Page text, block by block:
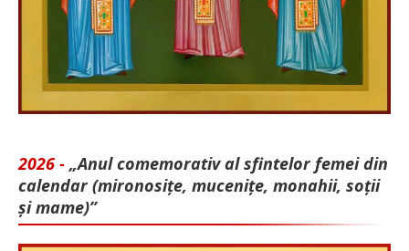
2026 - „Anul comemorativ al sfintelor femei din
calendar (mironosițe, mu­cenițe, monahii, soții
și mame)”